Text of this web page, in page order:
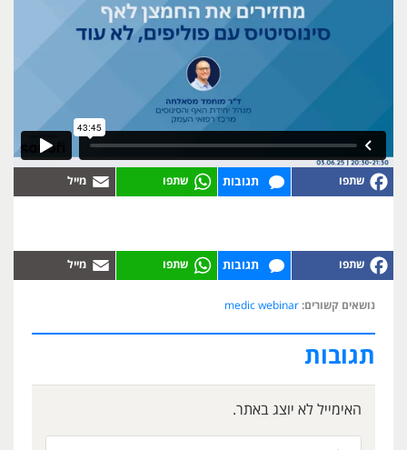
תגובות
תגובות
נושאים קשורים: medic webinar
תגובות
האימייל לא יוצג באתר.